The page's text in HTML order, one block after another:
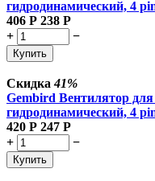
гидродинамический, 4
406 Р 238 Р
+
−
Купить
Скидка41%
Gembird Вентилятор для
гидродинамический, 4
420 Р 247 Р
+
−
Купить